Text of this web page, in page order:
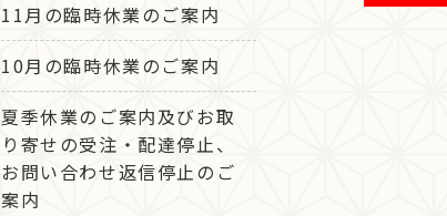
11月の臨時休業のご案内
10月の臨時休業のご案内
夏季休業のご案内及びお取
り寄せの受注・配達停止、
お問い合わせ返信停止のご
案内